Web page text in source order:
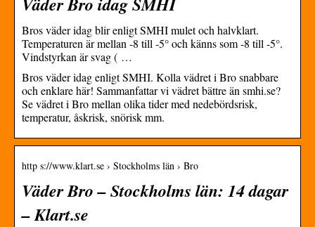
Bros väder idag blir enligt SMHI mulet och halvklart.
Temperaturen är mellan -8 till -5° och känns som -8 till -5°.
Vindstyrkan är svag ( …
Bros väder idag enligt SMHI. Kolla vädret i Bro snabbare
och enklare här! Sammanfattar vi vädret bättre än smhi.se?
Se vädret i Bro mellan olika tider med nedebördsrisk,
temperatur, åskrisk, snörisk mm.
http s://www.klart.se › Stockholms län › Bro
Väder Bro – Stockholms län: 14 dagar
– Klart.se